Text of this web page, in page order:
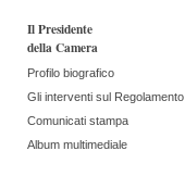
Il Presidente
della Camera
Profilo biografico
Gli interventi sul Regolamento
Comunicati stampa
Album multimediale